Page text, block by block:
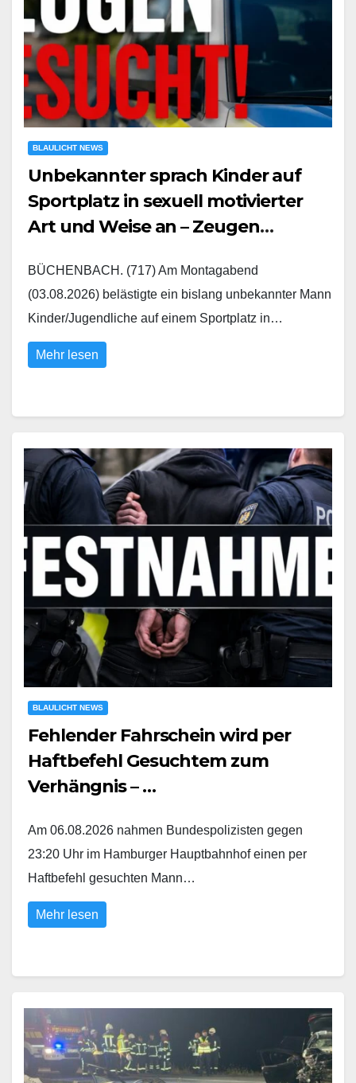
BLAULICHT NEWS
Unbekannter sprach Kinder auf
Sportplatz in sexuell motivierter
Art und Weise an – Zeugen
BÜCHENBACH. (717) Am Montagabend
(03.08.2026) belästigte ein bislang unbekannter Mann
Kinder/Jugendliche auf einem Sportplatz in…
Mehr lesen
BLAULICHT NEWS
Fehlender Fahrschein wird per
Haftbefehl Gesuchtem zum
Verhängnis – …
Am 06.08.2026 nahmen Bundespolizisten gegen
23:20 Uhr im Hamburger Hauptbahnhof einen per
Haftbefehl gesuchten Mann…
Mehr lesen